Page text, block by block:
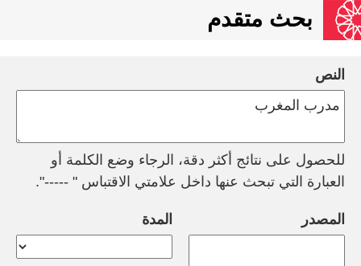
بحث متقدم
النص
للحصول على نتائج أكثر دقة، الرجاء وضع الكلمة أو
العبارة التي تبحث عنها داخل علامتي الاقتباس " -----".
المصدر المدة